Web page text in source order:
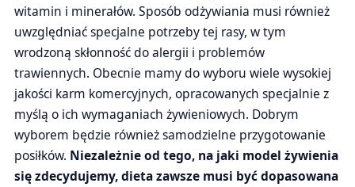
witamin i minerałów. Sposób odżywiania musi również
uwzględniać specjalne potrzeby tej rasy, w tym
wrodzoną skłonność do alergii i problemów
trawiennych. Obecnie mamy do wyboru wiele wysokiej
jakości karm komercyjnych, opracowanych specjalnie z
myślą o ich wymaganiach żywieniowych. Dobrym
wyborem będzie również samodzielne przygotowanie
posiłków. Niezależnie od tego, na jaki model żywienia
się zdecydujemy, dieta zawsze musi być dopasowana